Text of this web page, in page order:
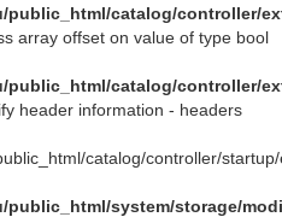
public_html/catalog/controller/
array offset on value of type bool
public_html/catalog/controller/
header information - headers
catalog/controller/
public_html/system/storage/